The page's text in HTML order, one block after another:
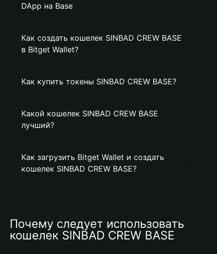
DApp на Base
Как создать кошелек SINBAD CREW BASE
в Bitget Wallet?
Как купить токены SINBAD CREW BASE?
Какой кошелек SINBAD CREW BASE
лучший?
Как загрузить Bitget Wallet и создать
кошелек SINBAD CREW BASE?
Почему следует использовать
кошелек SINBAD CREW BASE